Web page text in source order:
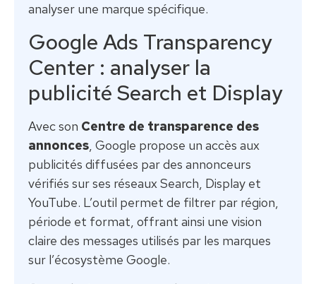
analyser une marque spécifique.
Google Ads Transparency
Center : analyser la
publicité Search et Display
Avec son Centre de transparence des
annonces , Google propose un accès aux
publicités diffusées par des annonceurs
vérifiés sur ses réseaux Search, Display et
YouTube. L’outil permet de filtrer par région,
période et format, offrant ainsi une vision
claire des messages utilisés par les marques
sur l’écosystème Google.